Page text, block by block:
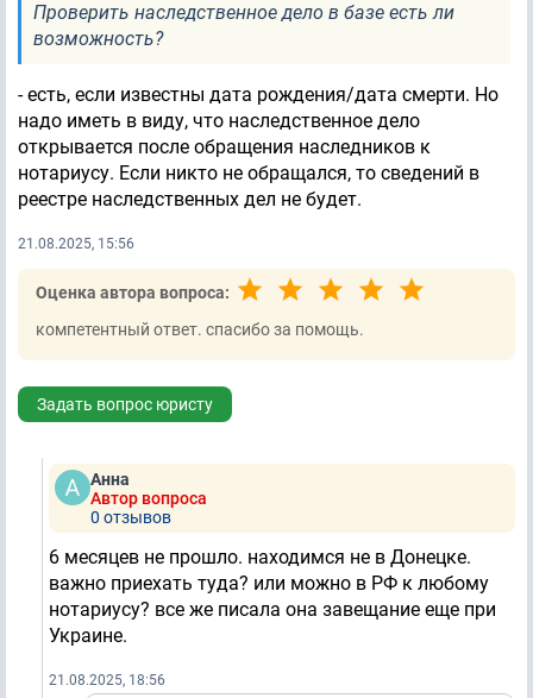
Проверить наследственное дело в базе есть ли
возможность?
- есть, если известны дата рождения/дата смерти. Но
надо иметь в виду, что наследственное дело
открывается после обращения наследников к
нотариусу. Если никто не обращался, то сведений в
реестре наследственных дел не будет.
21.08.2025, 15:56
Оценка автора вопроса:
компетентный ответ. спасибо за помощь.
Задать вопрос юристу
Анна
Автор вопроса
0 отзывов
6 месяцев не прошло. находимся не в Донецке.
важно приехать туда? или можно в РФ к любому
нотариусу? все же писала она завещание еще при
Украине.
21.08.2025, 18:56